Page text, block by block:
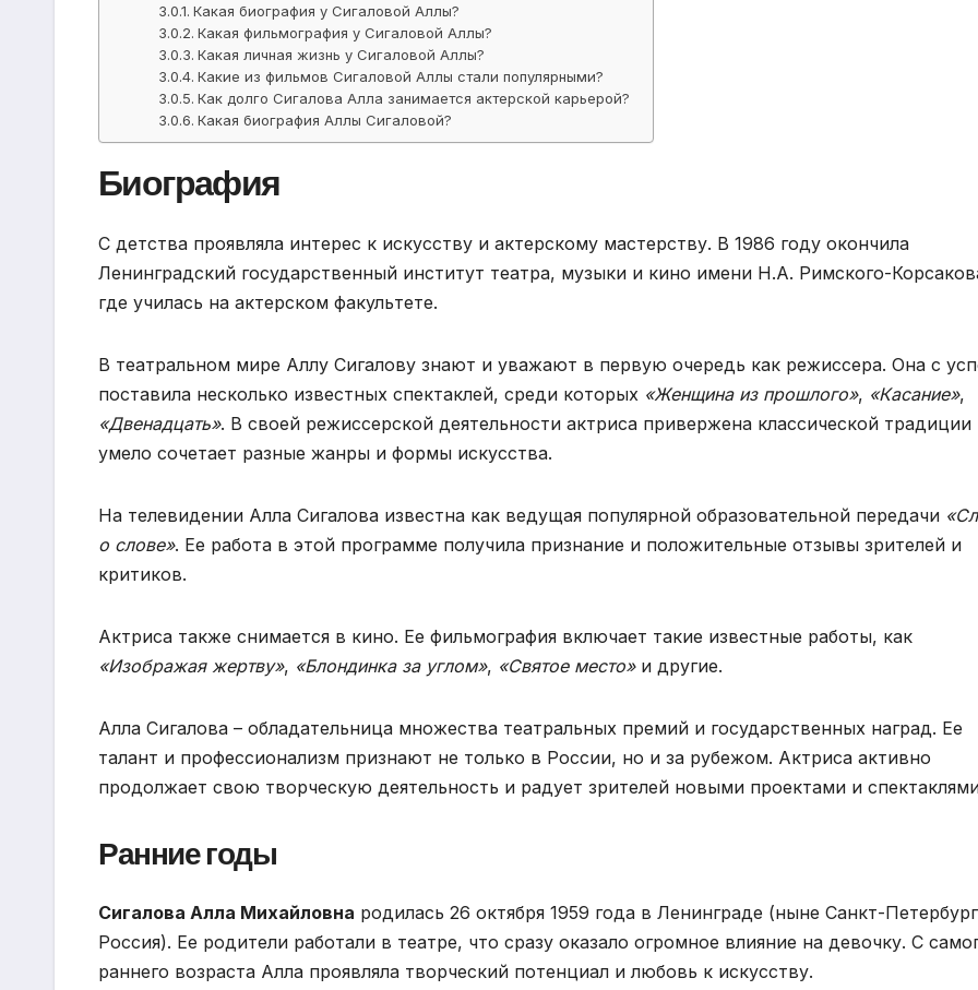
Какая биография у Сигаловой Аллы?
Какая фильмография у Сигаловой Аллы?
Какая личная жизнь у Сигаловой Аллы?
Какие из фильмов Сигаловой Аллы стали популярными?
Как долго Сигалова Алла занимается актерской карьерой?
Какая биография Аллы Сигаловой?
Биография
С детства проявляла интерес к искусству и актерскому мастерству. В 1986 году окончила
Ленинградский государственный институт театра, музыки и кино имени Н.А. Римского-
где училась на актерском факультете.
В театральном мире Аллу Сигалову знают и уважают в первую очередь как режиссера. Она с
поставила несколько известных спектаклей, среди которых «Женщина из прошлого», «Касание»,
«Двенадцать». В своей режиссерской деятельности актриса привержена классической традиции
умело сочетает разные жанры и формы искусства.
На телевидении Алла Сигалова известна как ведущая популярной образовательной передачи
о слове». Ее работа в этой программе получила признание и положительные отзывы зрителей и
критиков.
Актриса также снимается в кино. Ее фильмография включает такие известные работы, как
«Изображая жертву», «Блондинка за углом», «Святое место»и другие.
Алла Сигалова – обладательница множества театральных премий и государственных наград. Ее
талант и профессионализм признают не только в России, но и за рубежом. Актриса активно
продолжает свою творческую деятельность и радует зрителей новыми проектами и
Ранние годы
Сигалова Алла Михайловна родилась 26 октября 1959 года в Ленинграде (ныне Санкт-
Россия). Ее родители работали в театре, что сразу оказало огромное влияние на девочку. С
раннего возраста Алла проявляла творческий потенциал и любовь к искусству.